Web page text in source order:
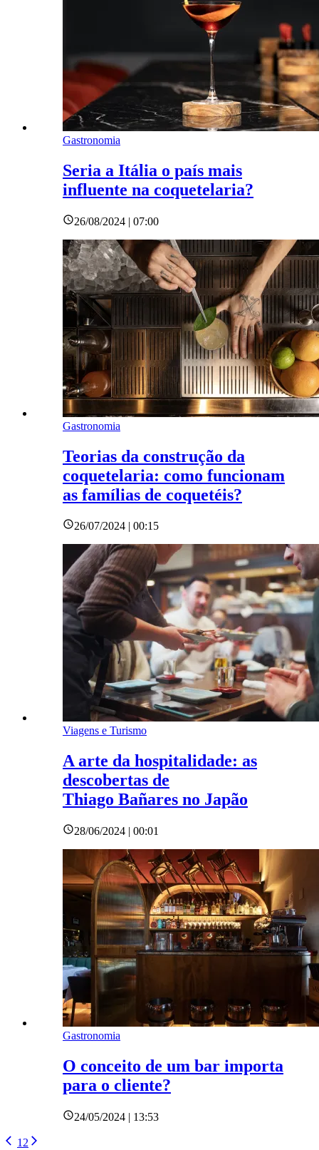
Gastronomia
Seria a Itália o país mais
influente na coquetelaria?
26/08/2024 | 07:00
Gastronomia
Teorias da construção da
coquetelaria: como funcionam
as famílias de coquetéis?
26/07/2024 | 00:15
Viagens e Turismo
A arte da hospitalidade: as
descobertas de
Thiago Bañares no Japão
28/06/2024 | 00:01
Gastronomia
O conceito de um bar importa
para o cliente?
24/05/2024 | 13:53
1 2